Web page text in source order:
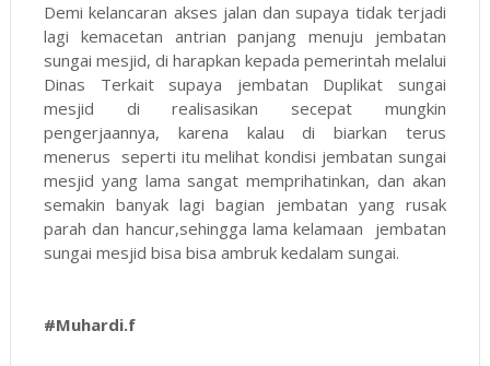
Demi kelancaran akses jalan dan supaya tidak terjadi
lagi kemacetan antrian panjang menuju jembatan
sungai mesjid, di harapkan kepada pemerintah melalui
Dinas Terkait supaya jembatan Duplikat sungai
mesjid di realisasikan secepat mungkin
pengerjaannya, karena kalau di biarkan terus
menerus seperti itu melihat kondisi jembatan sungai
mesjid yang lama sangat memprihatinkan, dan akan
semakin banyak lagi bagian jembatan yang rusak
parah dan hancur,sehingga lama kelamaan jembatan
sungai mesjid bisa bisa ambruk kedalam sungai.
#Muhardi.f